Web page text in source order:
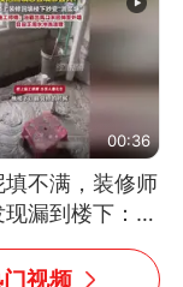
00:36
填不满，装修师
漏到楼下：出
到外墙
视频